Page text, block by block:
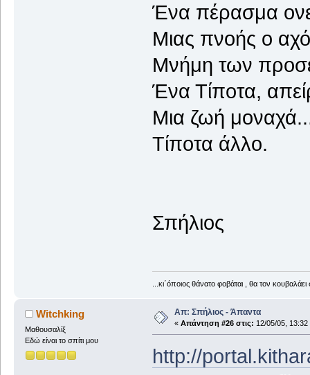
Ένα πέρασμα
Μιας πνοής ο
Μνήμη των
Ένα Τίποτα,
Μια ζωή
Τίποτα άλλο.
Σπήλιος
...κι΄όποιος θάνατο φοβάται , θα τον
Witchking
Μαθουσαλίξ
Εδώ είναι το σπίτι μου
Απ: Σπήλιος - Άπαντα
« Απάντηση #26 στις: 12/05/05, 13:32
http://